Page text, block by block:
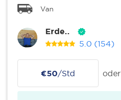
Van
Erde..
5.0 (154)
€50/Std oder